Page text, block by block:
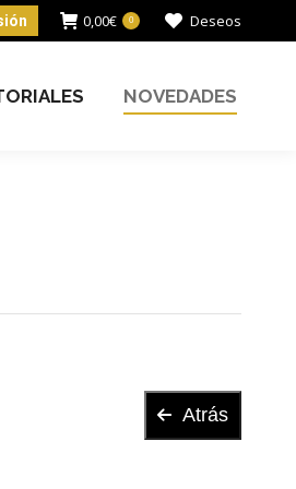
0,00€ 0 Deseos
NOVEDADES
Atrás